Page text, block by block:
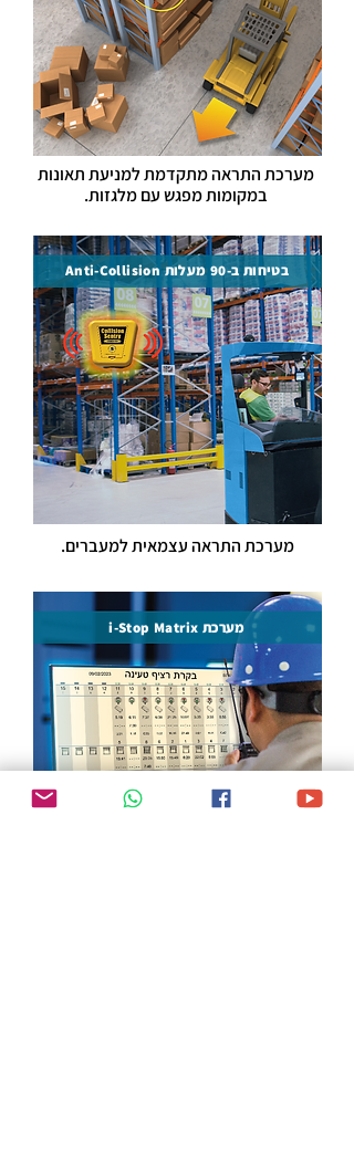
מערכת התראה מתקדמת למניעת תאונות
במקומות מפגש עם מלגזות.
בטיחות ב-90 מעלות Anti-Collision
מערכת התראהעצמאית למעברים.
מערכת i-Stop Matrix